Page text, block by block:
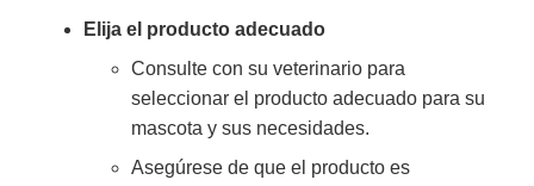
Elija el producto adecuado
Consulte con su veterinario para
seleccionar el producto adecuado para su
mascota y sus necesidades.
Asegúrese de que el producto es